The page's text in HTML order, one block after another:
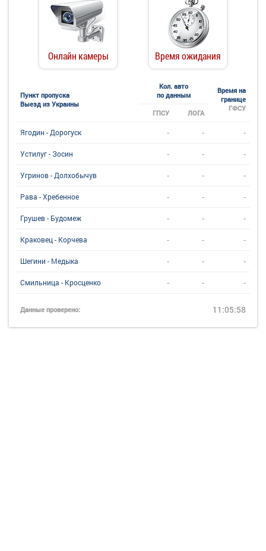
Онлайн камеры Время ожидания
Пункт пропуска
Выезд из Украины
Кол. авто
по данным
Время на
границе
ГФСУ
ГПСУ ЛОГА
Ягодин - Дорогуск - - -
Устилуг - Зосин - - -
Угринов - Долхобычув - - -
Рава - Хребенное - - -
Грушев - Будомеж - - -
Краковец - Корчева - - -
Шегини - Медыка - - -
Смильница - Кросценко - - -
Данные проверено: 11:05:58